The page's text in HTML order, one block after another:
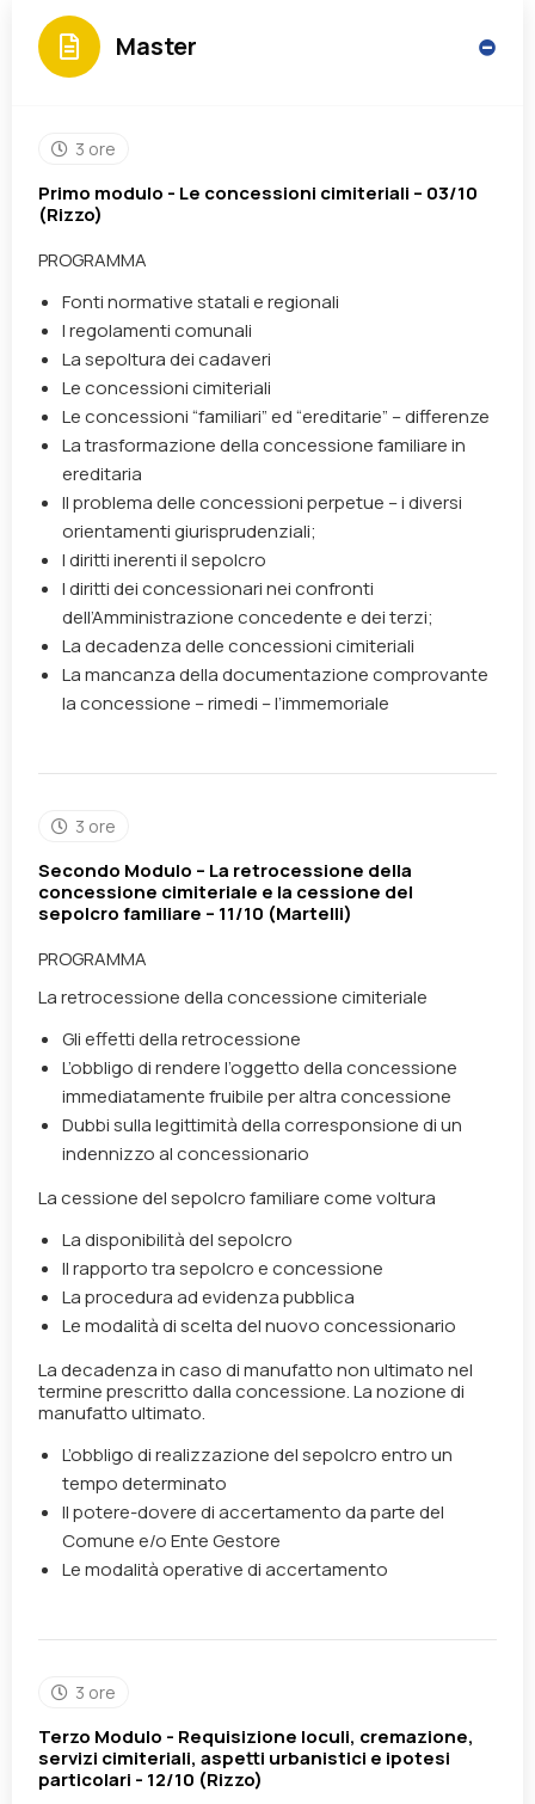
Master
3 ore
Primo modulo - Le concessioni cimiteriali – 03/10
(Rizzo)
PROGRAMMA
Fonti normative statali e regionali
I regolamenti comunali
La sepoltura dei cadaveri
Le concessioni cimiteriali
Le concessioni “familiari” ed “ereditarie” – differenze
La trasformazione della concessione familiare in
ereditaria
Il problema delle concessioni perpetue – i diversi
orientamenti giurisprudenziali;
I diritti inerenti il sepolcro
I diritti dei concessionari nei confronti
dell’Amministrazione concedente e dei terzi;
La decadenza delle concessioni cimiteriali
La mancanza della documentazione comprovante
la concessione – rimedi – l’immemoriale
3 ore
Secondo Modulo – La retrocessione della
concessione cimiteriale e la cessione del
sepolcro familiare – 11/10 (Martelli)
PROGRAMMA
La retrocessione della concessione cimiteriale
Gli effetti della retrocessione
L’obbligo di rendere l’oggetto della concessione
immediatamente fruibile per altra concessione
Dubbi sulla legittimità della corresponsione di un
indennizzo al concessionario
La cessione del sepolcro familiare come voltura
La disponibilità del sepolcro
Il rapporto tra sepolcro e concessione
La procedura ad evidenza pubblica
Le modalità di scelta del nuovo concessionario
La decadenza in caso di manufatto non ultimato nel
termine prescritto dalla concessione. La nozione di
manufatto ultimato.
L’obbligo di realizzazione del sepolcro entro un
tempo determinato
Il potere-dovere di accertamento da parte del
Comune e/o Ente Gestore
Le modalità operative di accertamento
3 ore
Terzo Modulo - Requisizione loculi, cremazione,
servizi cimiteriali, aspetti urbanistici e ipotesi
particolari - 12/10 (Rizzo)